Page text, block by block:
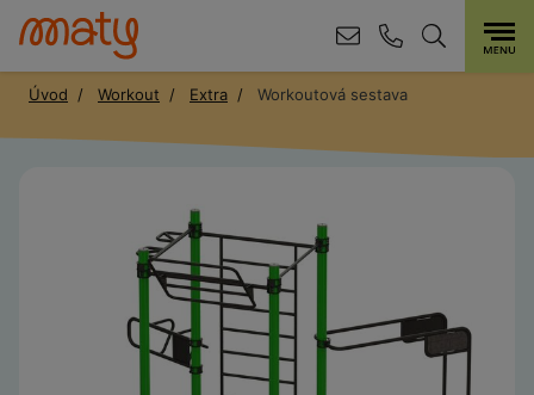
Úvod Workout Extra Workoutová sestava